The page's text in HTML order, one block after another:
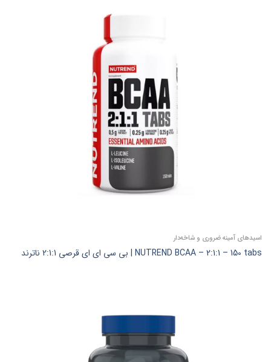
اسیدهای آمینه ضروری و شاخه‌دار
NUTREND BCAA – 2:1:1 – 150 tabs | بی سی ای ای قرصی 2:1:1 ناترند